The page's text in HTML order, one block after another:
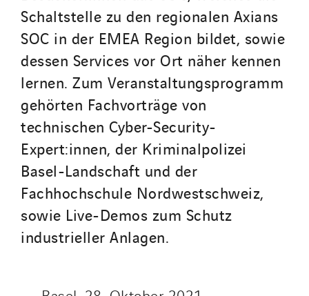
Schaltstelle zu den regionalen Axians
SOC in der EMEA Region bildet, sowie
dessen Services vor Ort näher kennen
lernen. Zum Veranstaltungsprogramm
gehörten Fachvorträge von
technischen Cyber-Security-
Expert:innen, der Kriminalpolizei
Basel-Landschaft und der
Fachhochschule Nordwestschweiz,
sowie Live-Demos zum Schutz
industrieller Anlagen.